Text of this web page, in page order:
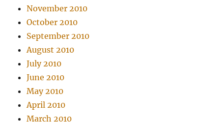
November 2010
October 2010
September 2010
August 2010
July 2010
June 2010
May 2010
April 2010
March 2010